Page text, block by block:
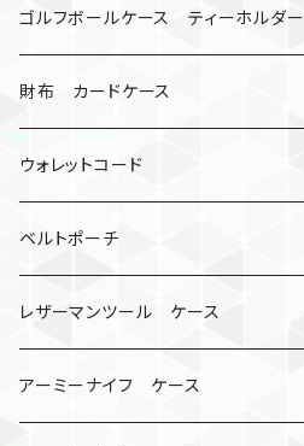
忍者
ミイラ
キャンプ道具
ナット
レザーマン
マルチツール
オニヤンマ
ビーズ
マッドマックス
ネックストラップ・ショルダーストラップ
ハンドストラップ
リングストラップ
ゴルフボールケース ティーホルダー
ゴルフマーカー
ゴルフボールケース
ティーホルダー
財布 カードケース
コインケース
チューブ
コインケース
紙
カードケース
ウォレットコード
2カラー
ベルトポーチ
レザーマンツール ケース
アーミーナイフ ケース